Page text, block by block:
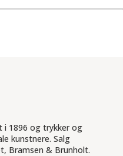
i 1896 og trykker og
kunstnere. Salg
Bramsen & Brunholt.